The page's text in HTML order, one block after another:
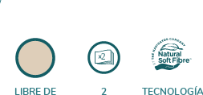
LIBRE DE
2
TECNOLOGÍA